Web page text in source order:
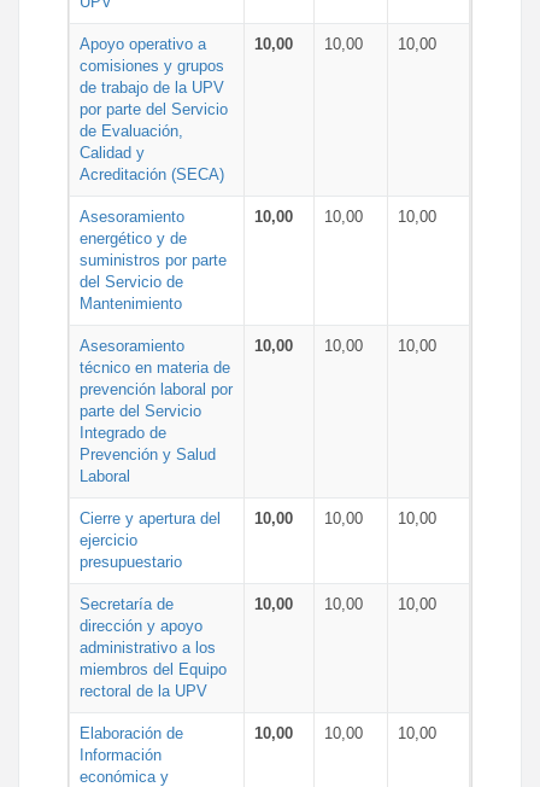
Apoyo operativo a
comisiones y grupos
de trabajo de la UPV
por parte del Servicio
de Evaluación,
Calidad y
Acreditación (SECA)
10,00 10,00 10,00
Asesoramiento
energético y de
suministros por parte
del Servicio de
Mantenimiento
10,00 10,00 10,00
Asesoramiento
técnico en materia de
prevención laboral por
parte del Servicio
Integrado de
Prevención y Salud
Laboral
10,00 10,00 10,00
Cierre y apertura del
ejercicio
presupuestario
10,00 10,00 10,00
Secretaría de
dirección y apoyo
administrativo a los
miembros del Equipo
rectoral de la UPV
10,00 10,00 10,00
Elaboración de
Información
económica y
10,00 10,00 10,00